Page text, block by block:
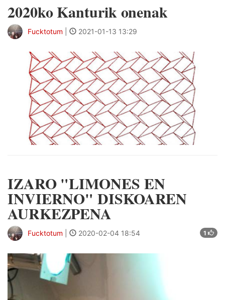
2020ko Kanturik onenak
Fucktotum 2021-01-13 13:29
IZARO "LIMONES EN
INVIERNO" DISKOAREN
AURKEZPENA
1
Fucktotum 2020-02-04 18:54